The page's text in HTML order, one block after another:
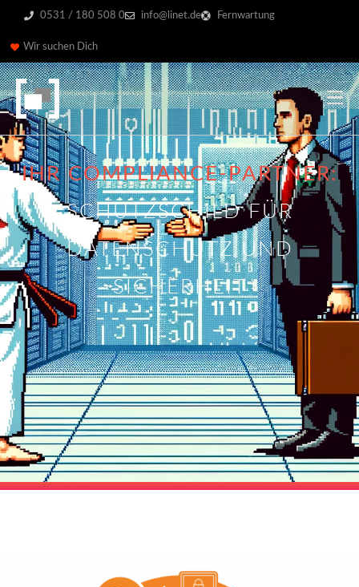
0531 / 180 508 0 info@linet.de Fernwartung
Wir suchen Dich
IHR COMPLIANCE-PARTNER:
SCHUTZSCHILD FÜR
DATENSCHUTZ UND
SICHERHEIT